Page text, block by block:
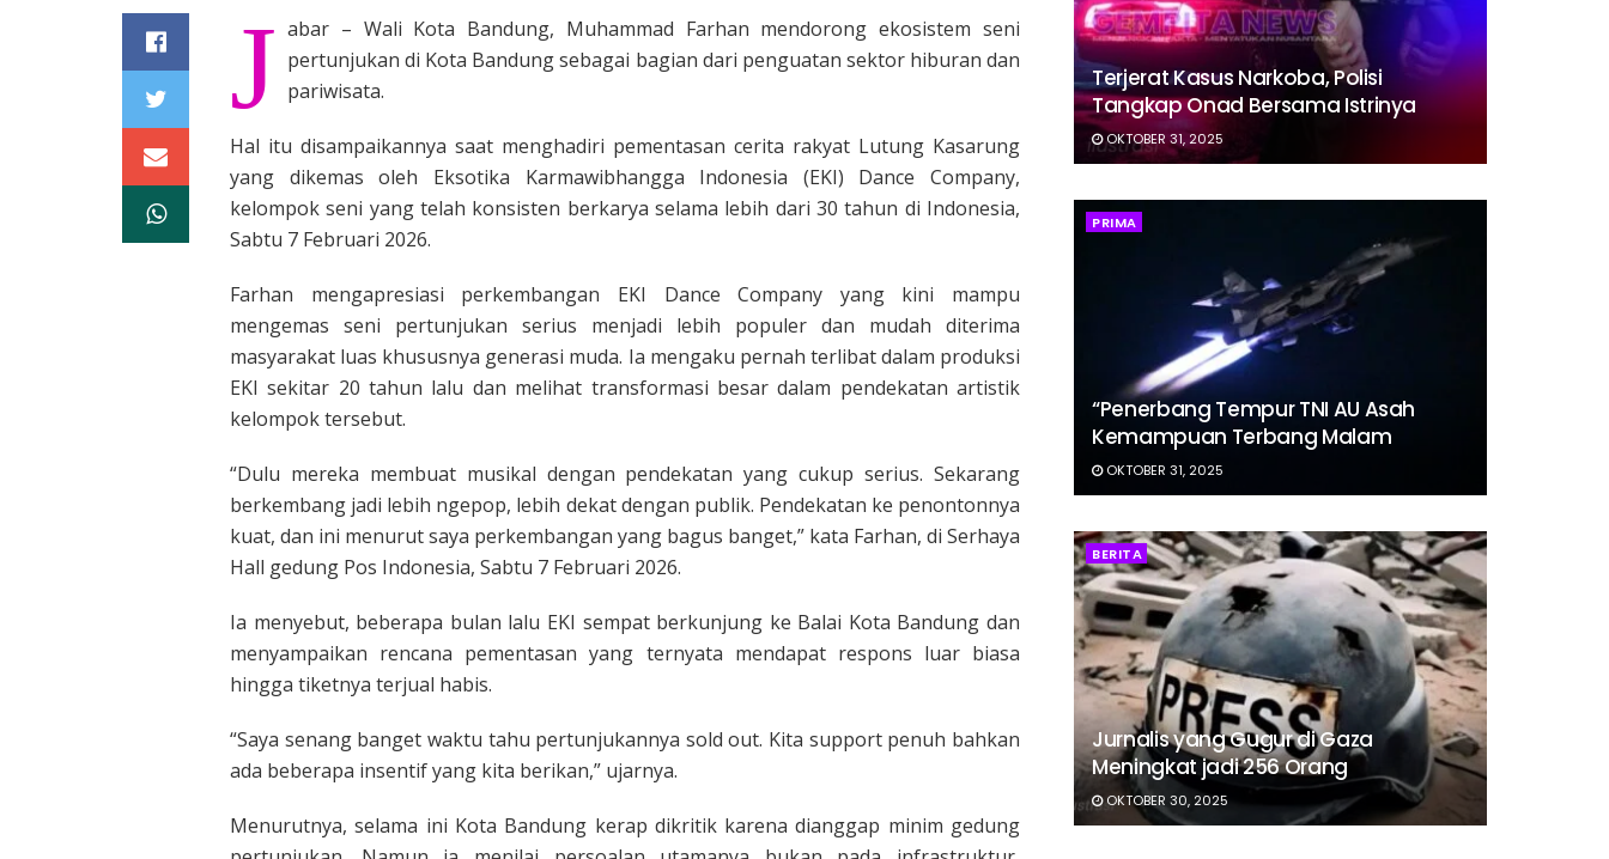
J abar – Wali Kota Bandung, Muhammad Farhan mendorong ekosistem seni
pertunjukan di Kota Bandung sebagai bagian dari penguatan sektor hiburan dan
pariwisata.
Hal itu disampaikannya saat menghadiri pementasan cerita rakyat Lutung Kasarung
yang dikemas oleh Eksotika Karmawibhangga Indonesia (EKI) Dance Company,
kelompok seni yang telah konsisten berkarya selama lebih dari 30 tahun di Indonesia,
Sabtu 7 Februari 2026.
Farhan mengapresiasi perkembangan EKI Dance Company yang kini mampu
mengemas seni pertunjukan serius menjadi lebih populer dan mudah diterima
masyarakat luas khususnya generasi muda. Ia mengaku pernah terlibat dalam produksi
EKI sekitar 20 tahun lalu dan melihat transformasi besar dalam pendekatan artistik
kelompok tersebut.
“Dulu mereka membuat musikal dengan pendekatan yang cukup serius. Sekarang
berkembang jadi lebih ngepop, lebih dekat dengan publik. Pendekatan ke penontonnya
kuat, dan ini menurut saya perkembangan yang bagus banget,” kata Farhan, di Serhaya
Hall gedung Pos Indonesia, Sabtu 7 Februari 2026.
Ia menyebut, beberapa bulan lalu EKI sempat berkunjung ke Balai Kota Bandung dan
menyampaikan rencana pementasan yang ternyata mendapat respons luar biasa
hingga tiketnya terjual habis.
“Saya senang banget waktu tahu pertunjukannya sold out. Kita support penuh bahkan
ada beberapa insentif yang kita berikan,” ujarnya.
Menurutnya, selama ini Kota Bandung kerap dikritik karena dianggap minim gedung
Terjerat Kasus Narkoba, Polisi
Tangkap Onad Bersama Istrinya
OKTOBER 31, 2025
PRIMA
“Penerbang Tempur TNI AU Asah
Kemampuan Terbang Malam
OKTOBER 31, 2025
BERITA
Jurnalis yang Gugur di Gaza
Meningkat jadi 256 Orang
OKTOBER 30, 2025